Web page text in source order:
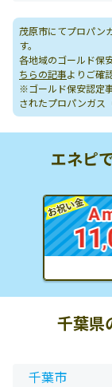
茂原市にてプロパン
す。
各地域のゴールド保
ちらの記事よりご確
※ゴールド保安認定
されたプロパンガス
エネピ
千葉県
千葉市